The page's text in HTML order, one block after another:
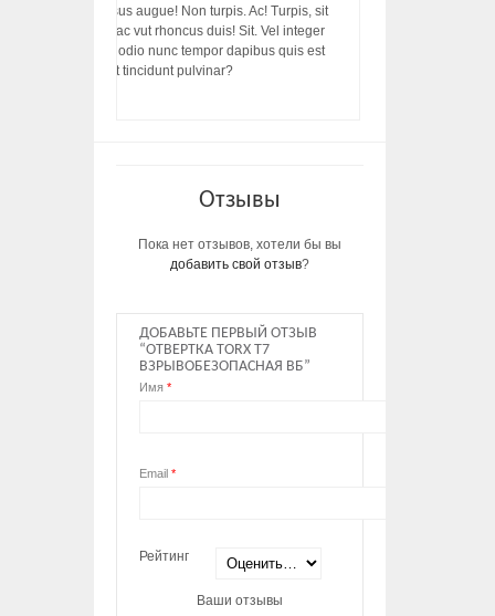
integer! Risus augue! Non turpis. Ac! Turpis, sit
rhoncus porttitor ac vut rhoncus duis! Sit. Vel integer
ut diam porttitor odio nunc tempor dapibus quis est
dictumst, vel amet tincidunt pulvinar?
Отзывы
Пока нет отзывов, хотели бы вы
добавить свой отзыв?
ДОБАВЬТЕ ПЕРВЫЙ ОТЗЫВ
“ОТВЕРТКА TORX T7
ВЗРЫВОБЕЗОПАСНАЯ ВБ”
Имя *
Email *
Рейтинг
Ваши отзывы